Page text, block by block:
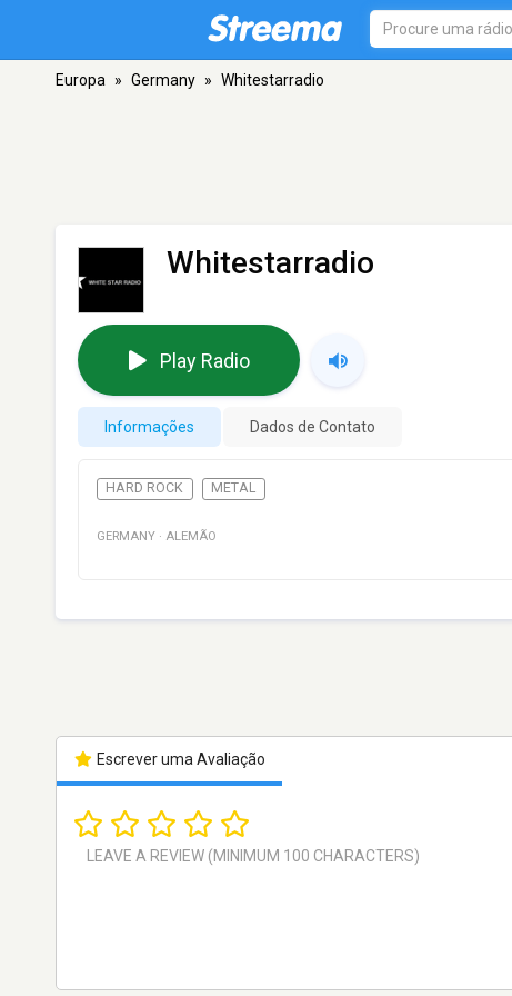
Europa » Germany » Whitestarradio
Whitestarradio
Play Radio
Informações Dados de Contato
HARD ROCK METAL
GERMANY · ALEMÃO
Escrever uma Avaliação